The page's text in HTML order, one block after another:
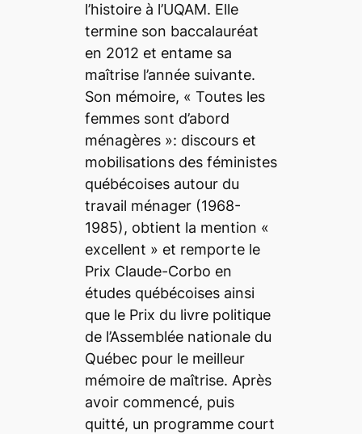
l’histoire à l’UQAM. Elle
termine son baccalauréat
en 2012 et entame sa
maîtrise l’année suivante.
Son mémoire, « Toutes les
femmes sont d’abord
ménagères »: discours et
mobilisations des féministes
québécoises autour du
travail ménager (1968-
1985), obtient la mention «
excellent » et remporte le
Prix Claude-Corbo en
études québécoises ainsi
que le Prix du livre politique
de l’Assemblée nationale du
Québec pour le meilleur
mémoire de maîtrise. Après
avoir commencé, puis
quitté, un programme court